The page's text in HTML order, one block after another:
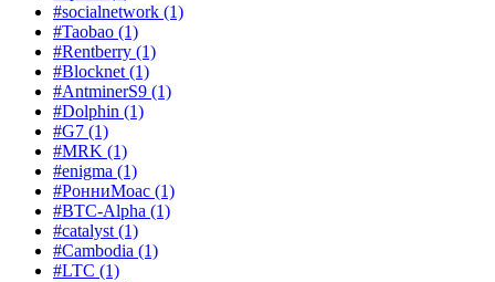
#socialnetwork (1)
#Taobao (1)
#Rentberry (1)
#Blocknet (1)
#AntminerS9 (1)
#Dolphin (1)
#G7 (1)
#MRK (1)
#enigma (1)
#РонниМоас (1)
#BTC-Alpha (1)
#catalyst (1)
#Cambodia (1)
#LTC (1)